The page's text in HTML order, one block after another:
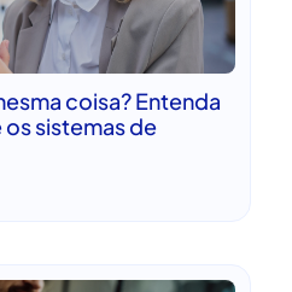
coisa? Entenda
sistemas de